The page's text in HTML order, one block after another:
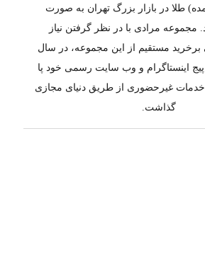
طلا در بازار بزرگ تهران به صورت
مجموعه مرادی با در نظر گرفتن نیاز
برخرید مستقیم از این مجموعه، در سال
کار پیج اینستاگرام و وب سایت رسمی خود پا
غیرحضوری از طریق دنیای مجازی
گذاشت.